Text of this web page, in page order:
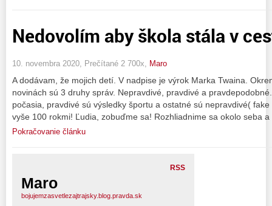
Nedovolím aby škola stála v
10. novembra 2020, Prečítané 2 700x, Maro
A dodávam, že mojich detí. V nadpise je výrok Marka Twaina.
novinách sú 3 druhy správ. Nepravdivé, pravdivé a
počasia, pravdivé sú výsledky športu a ostatné sú nepravdivé(
vyše 100 rokmi! Ľudia, zobuďme sa! Rozhliadnime sa okolo seba
Pokračovanie článku
RSS
Maro
bojujemzasvetlezajtrajsky.blog.pravda.sk